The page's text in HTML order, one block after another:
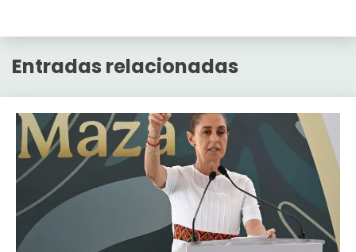
Entradas relacionadas